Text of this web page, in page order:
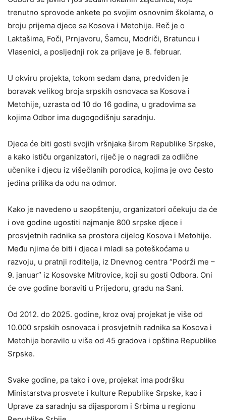
trenutno sprovode ankete po svojim osnovnim školama, o
broju prijema djece sa Kosova i Metohije. Reč je o
Laktašima, Foči, Prnjavoru, Šamcu, Modriči, Bratuncu i
Vlasenici, a posljednji rok za prijave je 8. februar.
U okviru projekta, tokom sedam dana, predviđen je
boravak velikog broja srpskih osnovaca sa Kosova i
Metohije, uzrasta od 10 do 16 godina, u gradovima sa
kojima Odbor ima dugogodišnju saradnju.
Djeca će biti gosti svojih vršnjaka širom Republike Srpske,
a kako ističu organizatori, riječ je o nagradi za odlične
učenike i djecu iz višečlanih porodica, kojima je ovo često
jedina prilika da odu na odmor.
Kako je navedeno u saopštenju, organizatori očekuju da će
i ove godine ugostiti najmanje 800 srpske djece i
prosvjetnih radnika sa prostora cijelog Kosova i Metohije.
Među njima će biti i djeca i mladi sa poteškoćama u
razvoju, u pratnji roditelja, iz Dnevnog centra “Podrži me –
9. januar” iz Kosovske Mitrovice, koji su gosti Odbora. Oni
će ove godine boraviti u Prijedoru, gradu na Sani.
Od 2012. do 2025. godine, kroz ovaj projekat je više od
10.000 srpskih osnovaca i prosvjetnih radnika sa Kosova i
Metohije boravilo u više od 45 gradova i opština Republike
Srpske.
Svake godine, pa tako i ove, projekat ima podršku
Ministarstva prosvete i kulture Republike Srpske, kao i
Uprave za saradnju sa dijasporom i Srbima u regionu